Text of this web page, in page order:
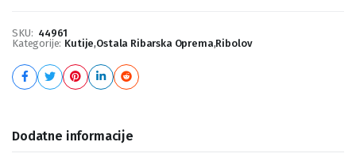
SKU: 44961
Kategorije: Kutije,Ostala Ribarska Oprema,Ribolov
Dodatne informacije